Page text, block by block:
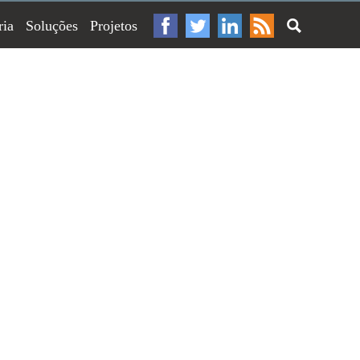
Soluções Projetos